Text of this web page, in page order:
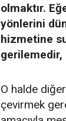
olmaktır.
yönlerini
hizmetine
gerilemedir,
O halde
çevirmek